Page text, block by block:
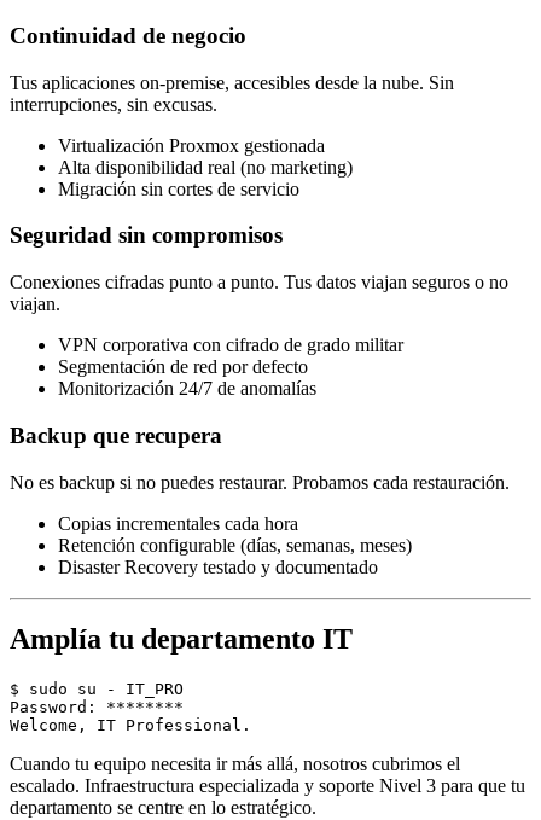
Continuidad de negocio
Tus aplicaciones on-premise, accesibles desde la nube. Sin
interrupciones, sin excusas.
Virtualización Proxmox gestionada
Alta disponibilidad real (no marketing)
Migración sin cortes de servicio
Seguridad sin compromisos
Conexiones cifradas punto a punto. Tus datos viajan seguros o no
viajan.
VPN corporativa con cifrado de grado militar
Segmentación de red por defecto
Monitorización 24/7 de anomalías
Backup que recupera
No es backup si no puedes restaurar. Probamos cada restauración.
Copias incrementales cada hora
Retención configurable (días, semanas, meses)
Disaster Recovery testado y documentado
Amplía tu departamento IT
$ sudo su - IT_PRO
Password: ********
Cuando tu equipo necesita ir más allá, nosotros cubrimos el
escalado. Infraestructura especializada y soporte Nivel 3 para que tu
departamento se centre en lo estratégico.